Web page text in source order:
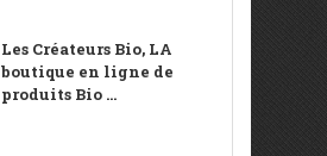
Les Créateurs Bio, LA
boutique en ligne de
produits Bio ...